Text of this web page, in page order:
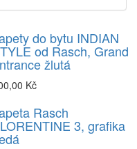
do bytu INDIAN
od Rasch, Grand
žlutá
Kč
Rasch
3, grafika